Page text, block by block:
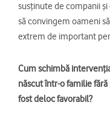
susținute de companii
să convingem oameni
extrem de important
Cum schimbă
născut într-o familie
fost deloc favorabil?